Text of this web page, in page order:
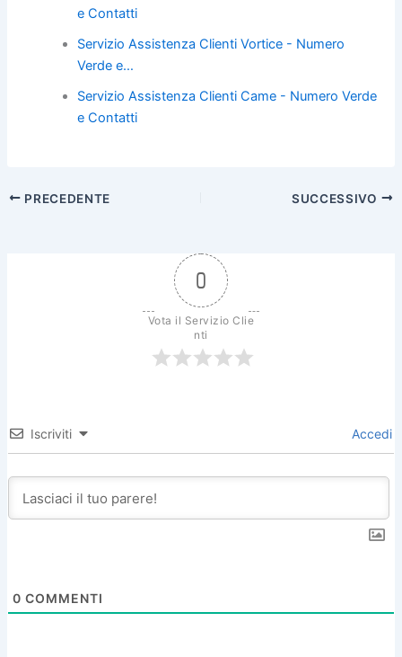
k
e Contatti
Servizio Assistenza Clienti Vortice - Numero
Verde e…
Servizio Assistenza Clienti Came - Numero Verde
e Contatti
PRECEDENTE SUCCESSIVO
0
Vota il Servizio Clie
nti
Iscriviti Accedi
0 COMMENTI